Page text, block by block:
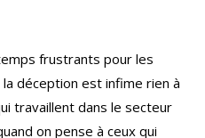
frustrants pour les
déception est infime rien à
travaillent dans le secteur
on pense à ceux qui